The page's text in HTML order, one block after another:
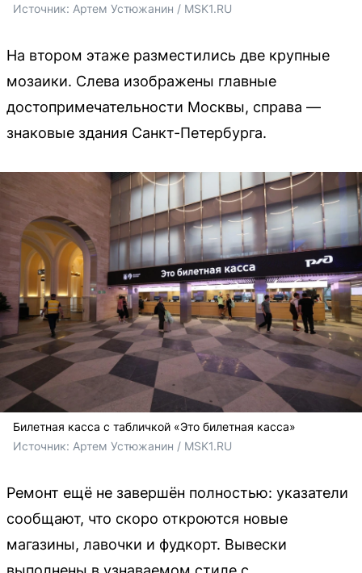
Источник: Артем Устюжанин / MSK1.RU
На втором этаже разместились две крупные
мозаики. Слева изображены главные
достопримечательности Москвы, справа —
знаковые здания Санкт-Петербурга.
Билетная касса с табличкой «Это билетная касса»
Источник: Артем Устюжанин / MSK1.RU
Ремонт ещё не завершён полностью: указатели
сообщают, что скоро откроются новые
магазины, лавочки и фудкорт. Вывески